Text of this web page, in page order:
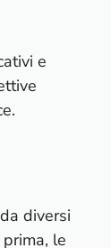
e
diversi
le